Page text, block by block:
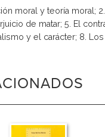
moral y teoría moral;
de matar; 5. El
y el carácter; 8.